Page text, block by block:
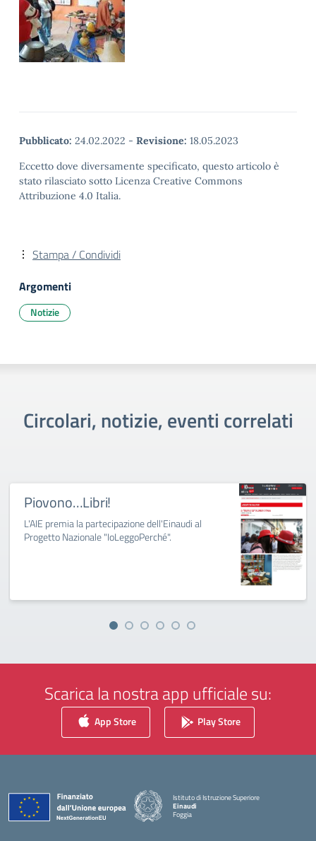
Pubblicato: 24.02.2022 - Revisione: 18.05.2023
Eccetto dove diversamente specificato, questo articolo è
stato rilasciato sotto Licenza Creative Commons
Attribuzione 4.0 Italia.
Stampa / Condividi
Argomenti
Notizie
Circolari, notizie, eventi correlati
Piovono…Libri!
L'AIE premia la partecipazione dell'Einaudi al
Progetto Nazionale "IoLeggoPerché".
Scarica la nostra app ufficiale su:
App Store Play Store
Istituto di Istruzione Superiore
Einaudi
Foggia
— Visita la pagina iniziale della scuola